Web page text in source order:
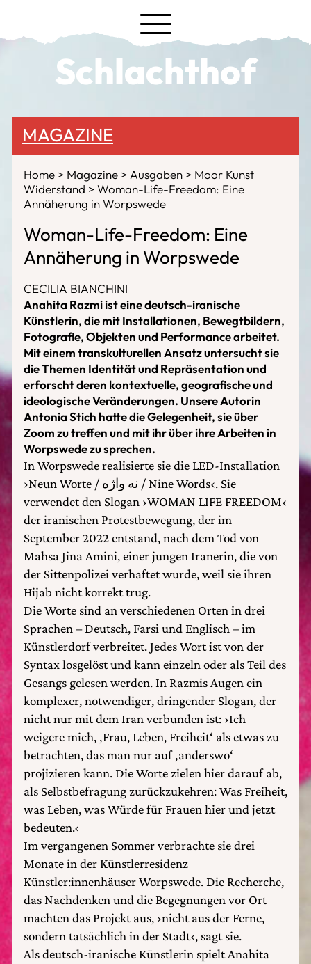
Schlachthof
MAGAZINE
Home Magazine Ausgaben
Moor Kunst
Widerstand
Woman-Life-Freedom: Eine
Annäherung in Worpswede
Woman-Life-Freedom: Eine
Annäherung in Worpswede
CECILIA BIANCHINI
Anahita Razmi ist eine deutsch-iranische
Künstlerin, die mit Installationen, Bewegtbildern,
Fotografie, Objekten und Performance arbeitet.
Mit einem transkulturellen Ansatz untersucht sie
die Themen Identität und Repräsentation und
erforscht deren kontextuelle, geografische und
ideologische Veränderungen. Unsere Autorin
Antonia Stich hatte die Gelegenheit, sie über
Zoom zu treffen und mit ihr über ihre Arbeiten in
Worpswede zu sprechen.
In Worpswede realisierte sie die LED-Installation
›Neun Worte / نه واژه / Nine Words‹. Sie
verwendet den Slogan ›WOMAN LIFE FREEDOM‹
der iranischen Protestbewegung, der im
September 2022 entstand, nach dem Tod von
Mahsa Jina Amini, einer jungen Iranerin, die von
der Sittenpolizei verhaftet wurde, weil sie ihren
Hijab nicht korrekt trug.
Die Worte sind an verschiedenen Orten in drei
Sprachen – Deutsch, Farsi und Englisch – im
Künstlerdorf verbreitet. Jedes Wort ist von der
Syntax losgelöst und kann einzeln oder als Teil des
Gesangs gelesen werden. In Razmis Augen ein
komplexer, notwendiger, dringender Slogan, der
nicht nur mit dem Iran verbunden ist: ›Ich
weigere mich, ‚Frau, Leben, Freiheit‘ als etwas zu
betrachten, das man nur auf ‚anderswo‘
projizieren kann. Die Worte zielen hier darauf ab,
als Selbstbefragung zurückzukehren: Was Freiheit,
was Leben, was Würde für Frauen hier und jetzt
bedeuten.‹
Im vergangenen Sommer verbrachte sie drei
Monate in der Künstlerresidenz
Künstler:innenhäuser Worpswede. Die Recherche,
das Nachdenken und die Begegnungen vor Ort
machten das Projekt aus, ›nicht aus der Ferne,
sondern tatsächlich in der Stadt‹, sagt sie.
Als deutsch-iranische Künstlerin spielt Anahita